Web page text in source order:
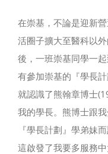
在崇基，不論是迎新
活圈子擴大至醫科以
後，一班崇基同學一
有參加崇基的『學長
就認識了熊翰章博士
我的學長。熊博士跟
『學長計劃』學弟妹
這啟發了我要多服務